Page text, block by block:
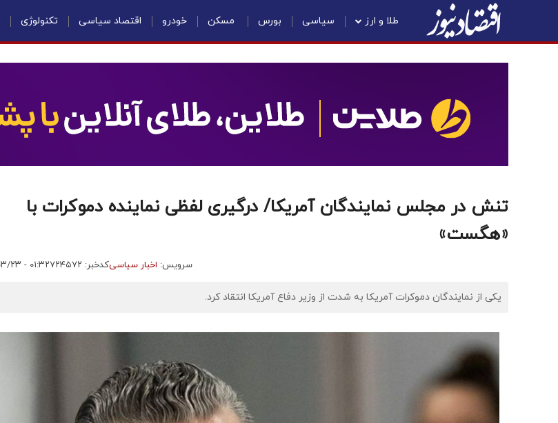
طلا و ارز سیاسی بورس مسکن خودرو اقتصاد سیاسی تکنولوژی
تنش در مجلس نمایندگان آمریکا/ درگیری لفظی نماینده دموکرات با
«هگست»
سرویس: اخبار سیاسیکدخبر: ۷۲۴۵۷۲ ۱۴۰۴/۰۳/۲۳
یکی از نمایندگان دموکرات آمریکا به شدت از وزیر دفاع آمریکا انتقاد کرد.